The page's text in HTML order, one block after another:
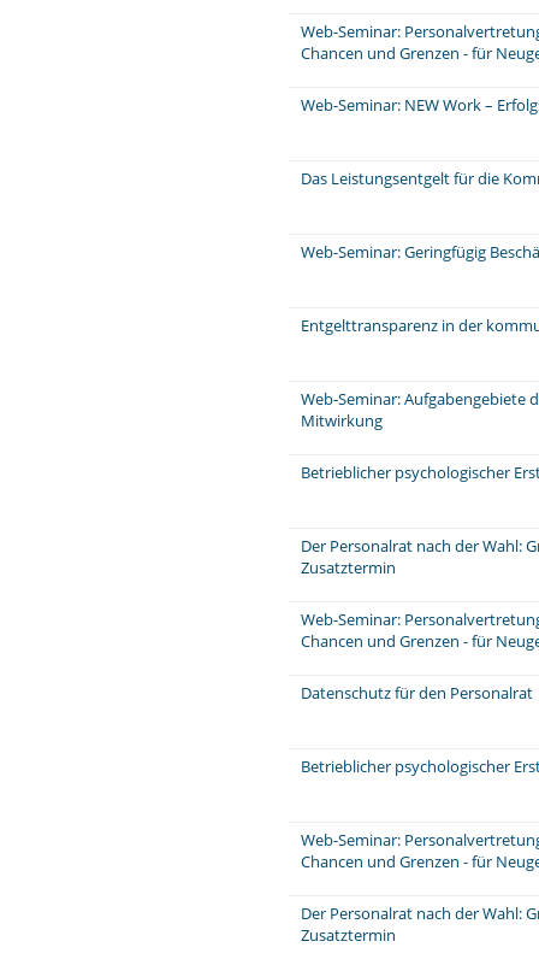
Web-Seminar:
Chancen und Grenzen - für
Web-Seminar: NEW Work –
Das Leistungsentgelt für die
Web-Seminar: Geringfügig
Entgelttransparenz in der
Web-Seminar: Aufgabengebiete
Mitwirkung
Betrieblicher psychologischer
Der Personalrat nach der Wahl:
Zusatztermin
Web-Seminar:
Chancen und Grenzen - für
Datenschutz für den Personalrat
Betrieblicher psychologischer
Web-Seminar:
Chancen und Grenzen - für
Der Personalrat nach der Wahl:
Zusatztermin